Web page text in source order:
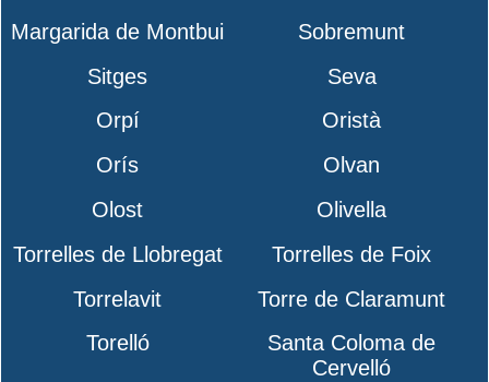
Margarida de Montbui
Sobremunt
Sitges
Seva
Orpí
Oristà
Orís
Olvan
Olost
Olivella
Torrelles de Llobregat
Torrelles de Foix
Torrelavit
Torre de Claramunt
Torelló
Santa Coloma de
Cervelló